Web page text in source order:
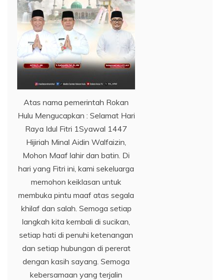
Atas nama pemerintah Rokan
Hulu Mengucapkan : Selamat Hari
Raya Idul Fitri 1Syawal 1447
Hijiriah Minal Aidin Walfaizin,
Mohon Maaf lahir dan batin. Di
hari yang Fitri ini, kami sekeluarga
memohon keiklasan untuk
membuka pintu maaf atas segala
khilaf dan salah. Semoga setiap
langkah kita kembali di sucikan,
setiap hati di penuhi ketenangan
dan setiap hubungan di pererat
dengan kasih sayang. Semoga
kebersamaan yang terjalin